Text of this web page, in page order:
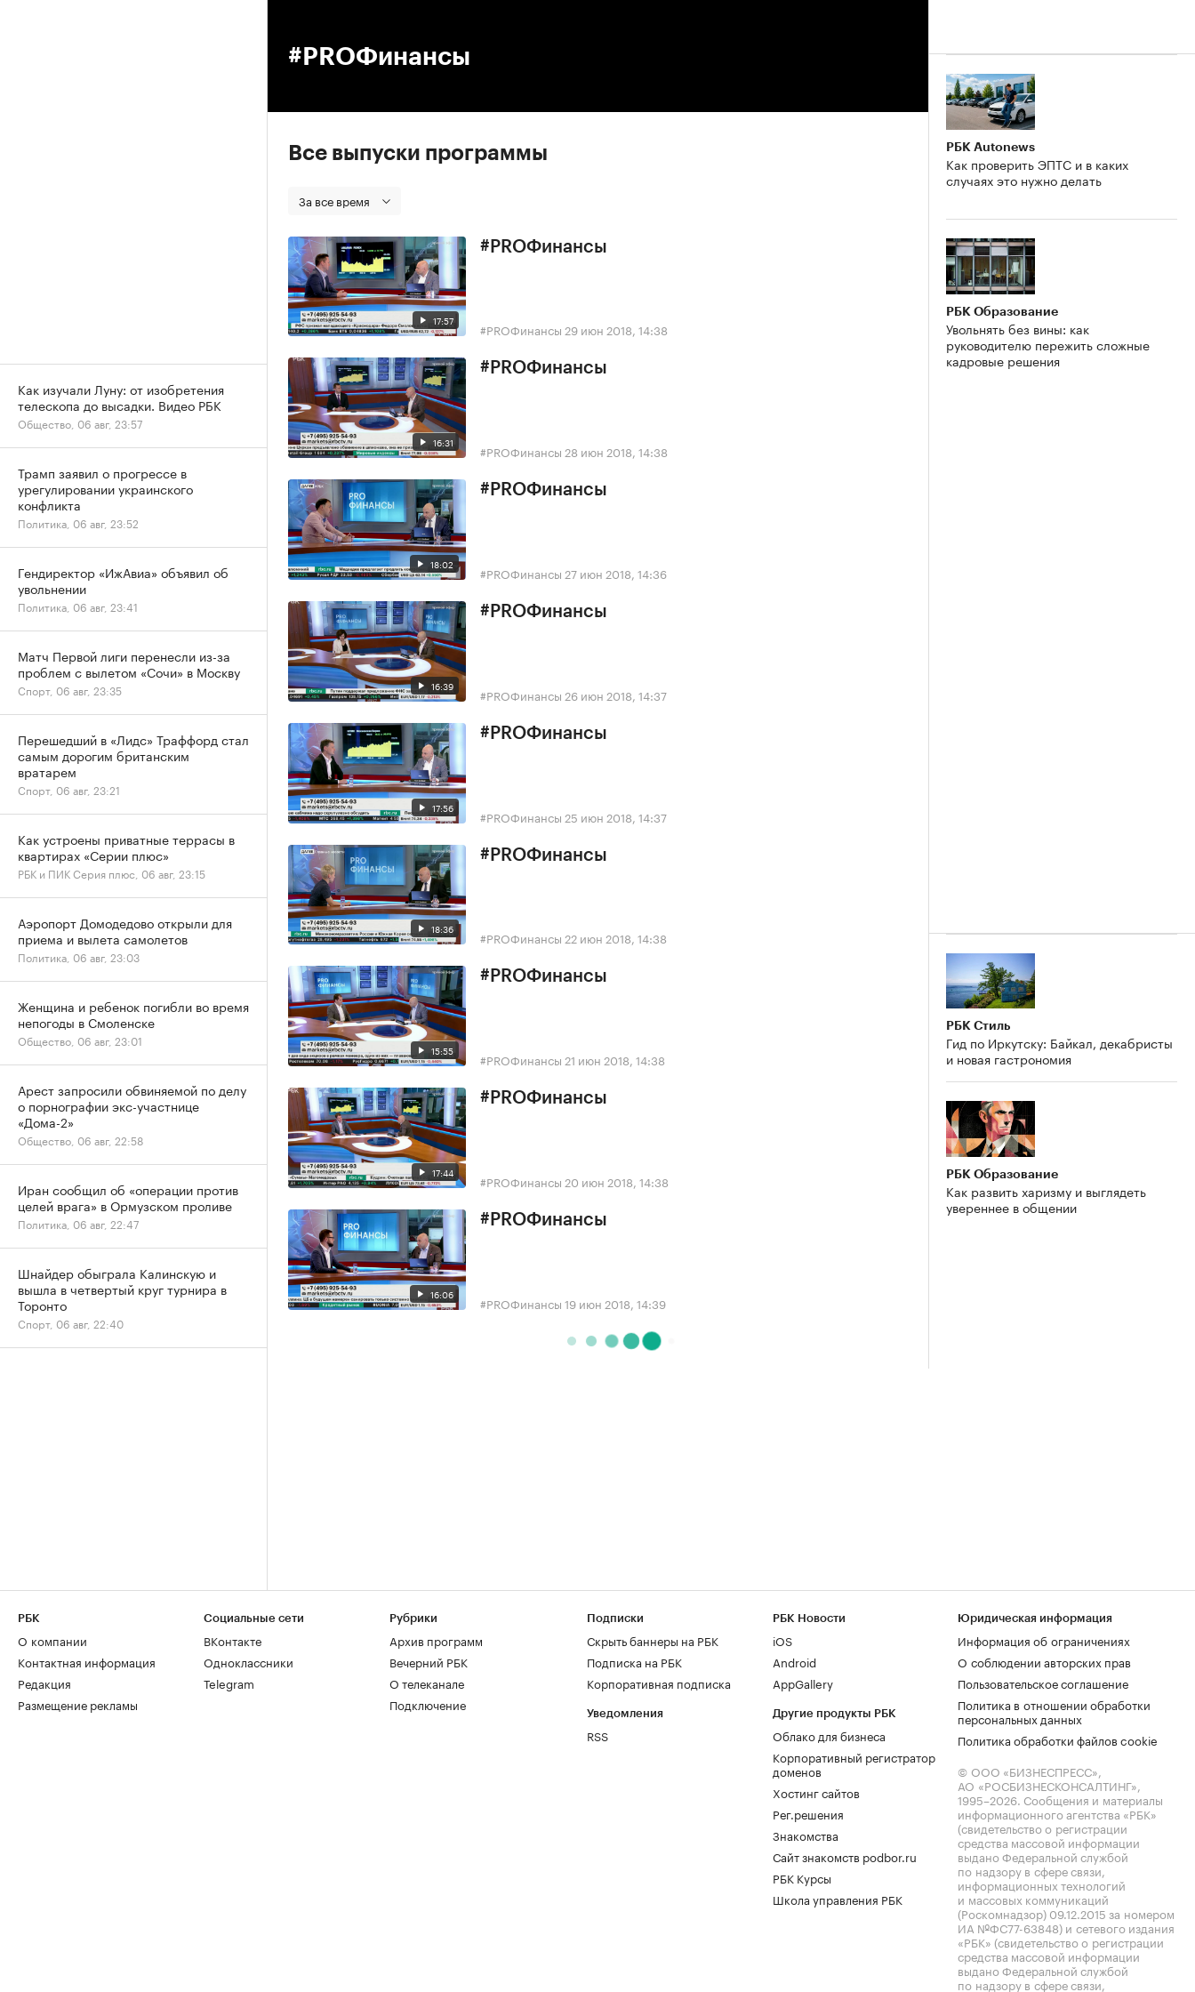
#PROФинансы
Все выпуски программы
За все время
17:57
#PROФинансы
#PROФинансы 29 июн 2018, 14:38
16:31
#PROФинансы
#PROФинансы 28 июн 2018, 14:38
18:02
#PROФинансы
#PROФинансы 27 июн 2018, 14:36
16:39
#PROФинансы
#PROФинансы 26 июн 2018, 14:37
17:56
#PROФинансы
#PROФинансы 25 июн 2018, 14:37
18:36
#PROФинансы
#PROФинансы 22 июн 2018, 14:38
15:55
#PROФинансы
#PROФинансы 21 июн 2018, 14:38
17:44
#PROФинансы
#PROФинансы 20 июн 2018, 14:38
16:06
#PROФинансы
#PROФинансы 19 июн 2018, 14:39
РБК Autonews
Как проверить ЭПТС и в каких
случаях это нужно делать
РБК Образование
Увольнять без вины: как
руководителю пережить сложные
кадровые решения
РБК Стиль
Гид по Иркутску: Байкал, декабристы
и новая гастрономия
РБК Образование
Как развить харизму и выглядеть
увереннее в общении
Как изучали Луну: от изобретения
телескопа до высадки. Видео РБК
Общество, 06 авг, 23:57
Трамп заявил о прогрессе в
урегулировании украинского
конфликта
Политика, 06 авг, 23:52
Гендиректор «ИжАвиа» объявил об
увольнении
Политика, 06 авг, 23:41
Матч Первой лиги перенесли из-за
проблем с вылетом «Сочи» в Москву
Спорт, 06 авг, 23:35
Перешедший в «Лидс» Траффорд стал
самым дорогим британским
вратарем
Спорт, 06 авг, 23:21
Как устроены приватные террасы в
квартирах «Серии плюс»
РБК и ПИК Серия плюс, 06 авг, 23:15
Аэропорт Домодедово открыли для
приема и вылета самолетов
Политика, 06 авг, 23:03
Женщина и ребенок погибли во время
непогоды в Смоленске
Общество, 06 авг, 23:01
Арест запросили обвиняемой по делу
о порнографии экс-участнице
«Дома-2»
Общество, 06 авг, 22:58
Иран сообщил об «операции против
целей врага» в Ормузском проливе
Политика, 06 авг, 22:47
Шнайдер обыграла Калинскую и
вышла в четвертый круг турнира в
Торонто
Спорт, 06 авг, 22:40
РБК
О компании
Контактная информация
Редакция
Размещение рекламы
Социальные сети
ВКонтакте
Одноклассники
Telegram
Рубрики
Архив программ
Вечерний РБК
О телеканале
Подключение
Подписки
Скрыть баннеры на РБК
Подписка на РБК
Корпоративная подписка
Уведомления
RSS
РБК Новости
iOS
Android
AppGallery
Другие продукты РБК
Облако для бизнеса
Корпоративный регистратор
доменов
Хостинг сайтов
Рег.решения
Знакомства
Сайт знакомств podbor.ru
РБК Курсы
Школа управления РБК
Юридическая информация
Информация об ограничениях
О соблюдении авторских прав
Пользовательское соглашение
Политика в отношении обработки
персональных данных
Политика обработки файлов cookie
© ООО «БИЗНЕСПРЕСС»,
АО «РОСБИЗНЕСКОНСАЛТИНГ»,
1995–2026. Сообщения и материалы
информационного агентства «РБК»
(свидетельство о регистрации
средства массовой информации
выдано Федеральной службой
по надзору в сфере связи,
информационных технологий
и массовых коммуникаций
(Роскомнадзор) 09.12.2015 за номером
ИА №ФС77-63848) и сетевого издания
«РБК» (свидетельство о регистрации
средства массовой информации
выдано Федеральной службой
по надзору в сфере связи,